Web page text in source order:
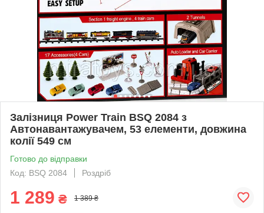
Залізниця Power Train BSQ 2084 з
Автонавантажувачем, 53 елементи, довжина
колії 549 см
Готово до відправки
Код: BSQ 2084
Роздріб
1 289 ₴ 1 389 ₴